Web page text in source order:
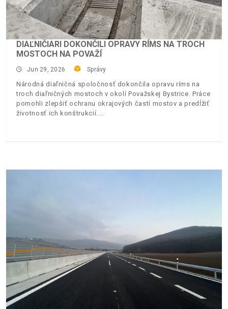
DIAĽNIČIARI DOKONČILI OPRAVY RÍMS NA TROCH
MOSTOCH NA POVAŽÍ
Jun 29, 2026 Správy
Národná diaľničná spoločnosť dokončila opravu ríms na
troch diaľničných mostoch v okolí Považskej Bystrice. Práce
pomohli zlepšiť ochranu okrajových častí mostov a predĺžiť
životnosť ich konštrukcií.